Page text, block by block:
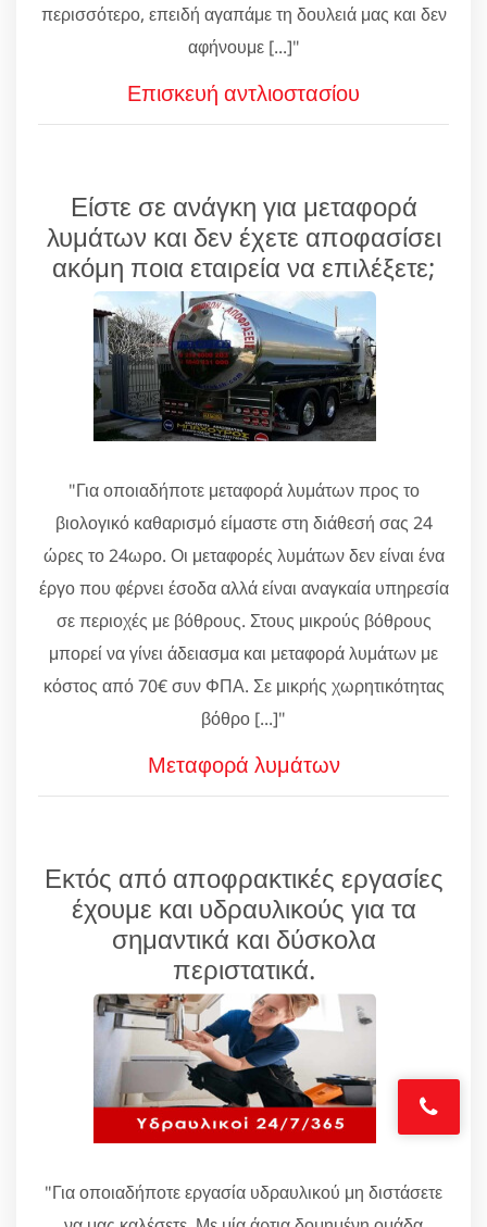
περισσότερο, επειδή αγαπάμε τη δουλειά μας και δεν
αφήνουμε [...]"
Επισκευή αντλιοστασίου
Είστε σε ανάγκη για μεταφορά
λυμάτων και δεν έχετε αποφασίσει
ακόμη ποια εταιρεία να επιλέξετε;
"Για οποιαδήποτε μεταφορά λυμάτων προς το
βιολογικό καθαρισμό είμαστε στη διάθεσή σας 24
ώρες το 24ωρο. Οι μεταφορές λυμάτων δεν είναι ένα
έργο που φέρνει έσοδα αλλά είναι αναγκαία υπηρεσία
σε περιοχές με βόθρους. Στους μικρούς βόθρους
μπορεί να γίνει άδειασμα και μεταφορά λυμάτων με
κόστος από 70€ συν ΦΠΑ. Σε μικρής χωρητικότητας
βόθρο [...]"
Μεταφορά λυμάτων
Εκτός από αποφρακτικές εργασίες
έχουμε και υδραυλικούς για τα
σημαντικά και δύσκολα
περιστατικά.
"Για οποιαδήποτε εργασία υδραυλικού μη διστάσετε